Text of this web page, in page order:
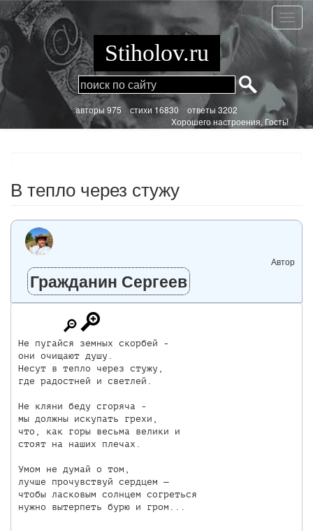
Перейти
к
основному
содержанию
В
тепло
через
стужу
Stiholov.ru
aвторы 975стихи 16830 ответы 3202
Хорошего настроения, Гость!
В тепло через стужу
Автор
Гражданин Сергеев
Не пугайся земных скорбей -
они очищают душу.
Несут в тепло через стужу,
где радостней и светлей.
Не кляни беду сгоряча -
мы должны искупать грехи,
что, как горы весьма велики и
стоят на наших плечах.
Умом не думай о том,
лучше прочувствуй сердцем —
чтобы ласковым солнцем согреться
нужно вытерпеть бурю и гром...